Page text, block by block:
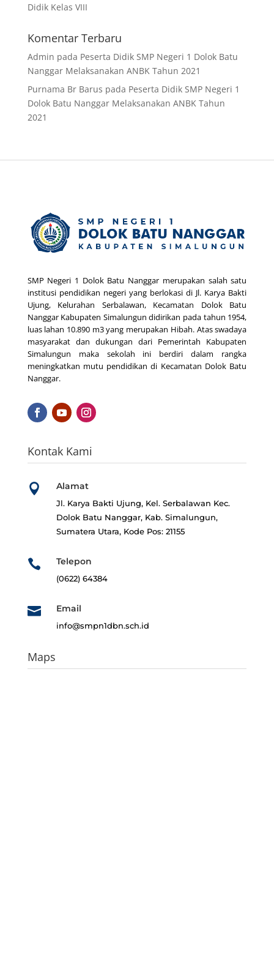
Didik Kelas VIII
Komentar Terbaru
Admin pada Peserta Didik SMP Negeri 1 Dolok Batu
Nanggar Melaksanakan ANBK Tahun 2021
Purnama Br Barus pada Peserta Didik SMP Negeri 1
Dolok Batu Nanggar Melaksanakan ANBK Tahun
2021
SMP Negeri 1 Dolok Batu Nanggar merupakan salah satu
institusi pendidikan negeri yang berlokasi di Jl. Karya Bakti
Ujung, Kelurahan Serbalawan, Kecamatan Dolok Batu
Nanggar Kabupaten Simalungun didirikan pada tahun 1954,
luas lahan 10.890 m3 yang merupakan Hibah. Atas swadaya
masyarakat dan dukungan dari Pemerintah Kabupaten
Simalungun maka sekolah ini berdiri dalam rangka
meningkatkan mutu pendidikan di Kecamatan Dolok Batu
Nanggar.
Kontak Kami
 Alamat
Jl. Karya Bakti Ujung, Kel. Serbalawan Kec.
Dolok Batu Nanggar, Kab. Simalungun,
Sumatera Utara, Kode Pos: 21155
 Telepon
(0622) 64384
 Email
info@smpn1dbn.sch.id
Maps